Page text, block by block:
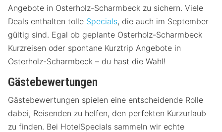
Angebote in Osterholz-Scharmbeck zu sichern. Viele
Deals enthalten tolle Specials, die auch im September
gültig sind. Egal ob geplante Osterholz-Scharmbeck
Kurzreisen oder spontane Kurztrip Angebote in
Osterholz-Scharmbeck – du hast die Wahl!
Gästebewertungen
Gästebewertungen spielen eine entscheidende Rolle
dabei, Reisenden zu helfen, den perfekten Kurzurlaub
zu finden. Bei HotelSpecials sammeln wir echte